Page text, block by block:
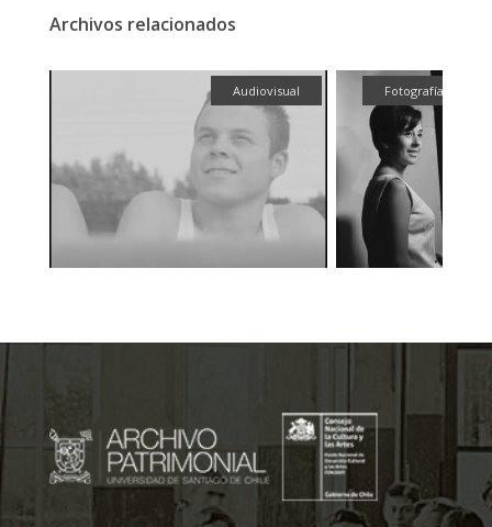
Archivos relacionados
Audiovisual Fotografía